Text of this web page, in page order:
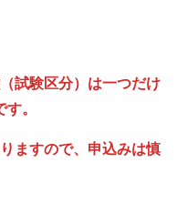
試験区分）は一つだけ
。
ますので、申込みは慎